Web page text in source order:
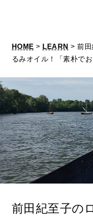
[12
[12星
女神
HOME > LEARN > 前
るみオイル！「素朴で
前田紀至子の